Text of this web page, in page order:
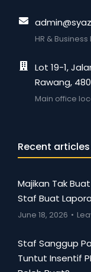
HR &
Lot 19-1,
Rawang,
Main office
Recent articles
Majikan Tak
Staf Buat
June 18, 2026
Staf Sanggup
Tuntut Insentif